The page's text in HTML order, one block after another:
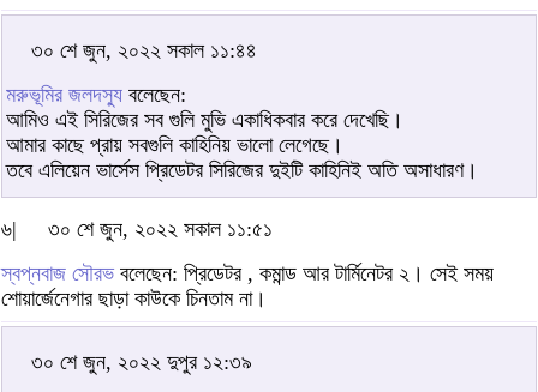
৩০ শে জুন, ২০২২ সকাল ১১:৪৪
মরুভূমির জলদস্যু বলেছেন:
আমিও এই সিরিজের সব গুলি মুভি একাধিকবার করে দেখেছি।
আমার কাছে প্রায় সবগুলি কাহিনিয় ভালো লেগেছে।
তবে এলিয়েন ভার্সেস প্রিডেটর সিরিজের দুইটি কাহিনিই অতি অসাধারণ।
৬|
৩০ শে জুন, ২০২২ সকাল ১১:৫১
স্বপ্নবাজ সৌরভ বলেছেন: প্রিডেটর , কমান্ড আর টার্মিনেটর ২। সেই সময়
শোয়ার্জেনেগার ছাড়া কাউকে চিনতাম না।
৩০ শে জুন, ২০২২ দুপুর ১২:৩৯